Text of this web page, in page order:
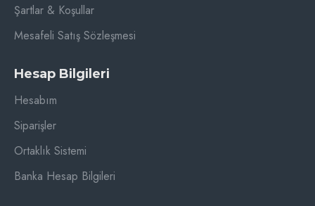
Şartlar & Koşullar
Mesafeli Satış Sözleşmesi
Hesap Bilgileri
Hesabım
Siparişler
Ortaklık Sistemi
Banka Hesap Bilgileri